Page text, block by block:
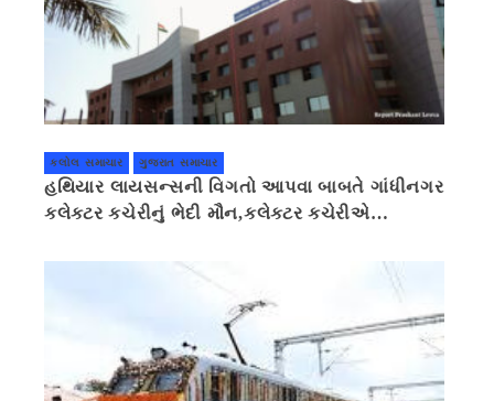
કલોલ સમાચાર ગુજરાત સમાચાર
હથિયાર લાયસન્સની વિગતો આપવા બાબતે ગાંધીનગર
કલેક્ટર કચેરીનું ભેદી મૌન,કલેક્ટર કચેરીએ